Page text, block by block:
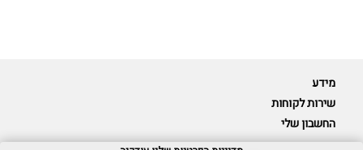
מידע
שירות לקוחות
החשבון שלי